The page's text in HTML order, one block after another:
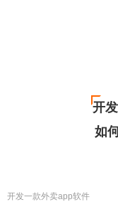
开
如
开发一款外卖app软件